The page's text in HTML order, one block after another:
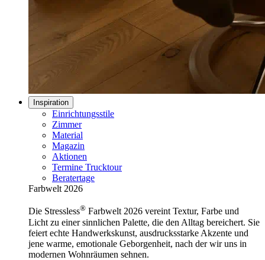
Inspiration
Einrichtungsstile
Zimmer
Material
Magazin
Aktionen
Termine Trucktour
Beratertage
Farbwelt 2026
Die Stressless® Farbwelt 2026 vereint Textur, Farbe und
Licht zu einer sinnlichen Palette, die den Alltag bereichert. Sie
feiert echte Handwerkskunst, ausdrucksstarke Akzente und
jene warme, emotionale Geborgenheit, nach der wir uns in
modernen Wohnräumen sehnen.